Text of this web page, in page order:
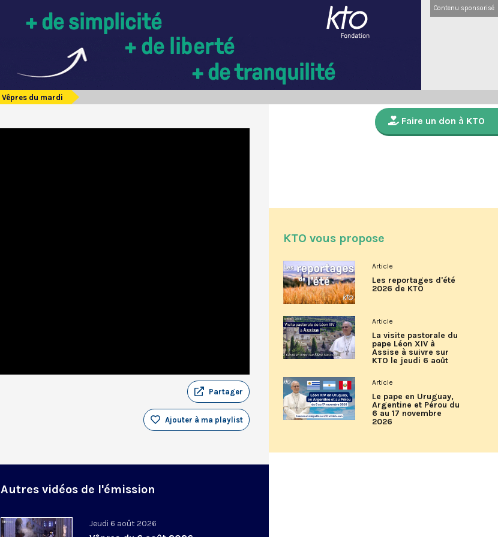
Contenu sponsorisé
Vêpres du mardi
Partager
Ajouter à ma playlist
Autres vidéos de l'émission
Jeudi 6 août 2026
Faire un don à KTO
KTO vous propose
Article
Les reportages d'été
2026 de KTO
Article
La visite pastorale du
pape Léon XIV à
Assise à suivre sur
KTO le jeudi 6 août
Article
Le pape en Uruguay,
Argentine et Pérou du
6 au 17 novembre
2026